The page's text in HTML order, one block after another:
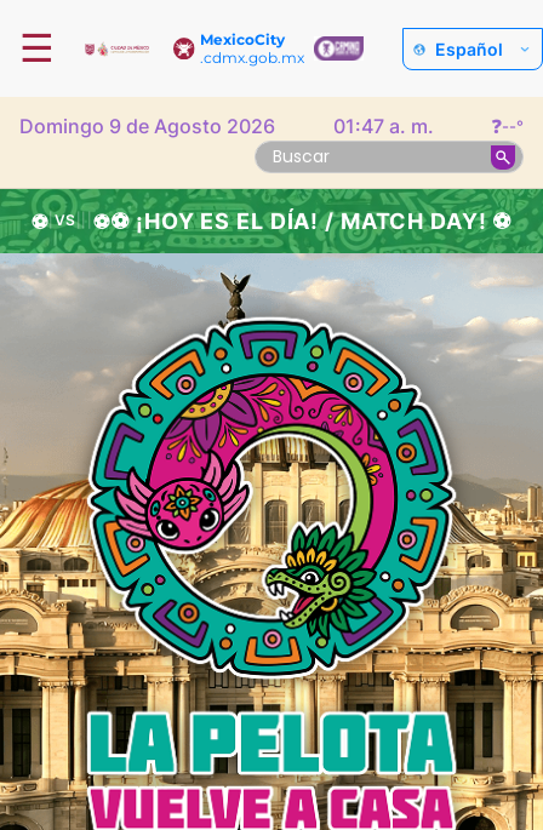
MexicoCity
.cdmx.gob.mx
☰ Español
Domingo 9 de Agosto 2026 01:47 a. m. ❓--°
⚽|VS| | ⚽⚽ ¡HOY ES EL DÍA! / MATCH DAY! ⚽